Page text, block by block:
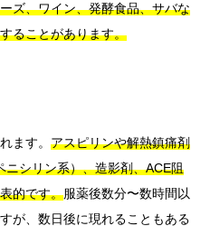
ズ、ワイン、発酵食品、サバな
ることがあります。
ます。 アスピリンや解熱鎮痛剤
シリン系）、造影剤、ACE阻
的です。服薬後数分〜数時間以
が、数日後に現れることもある